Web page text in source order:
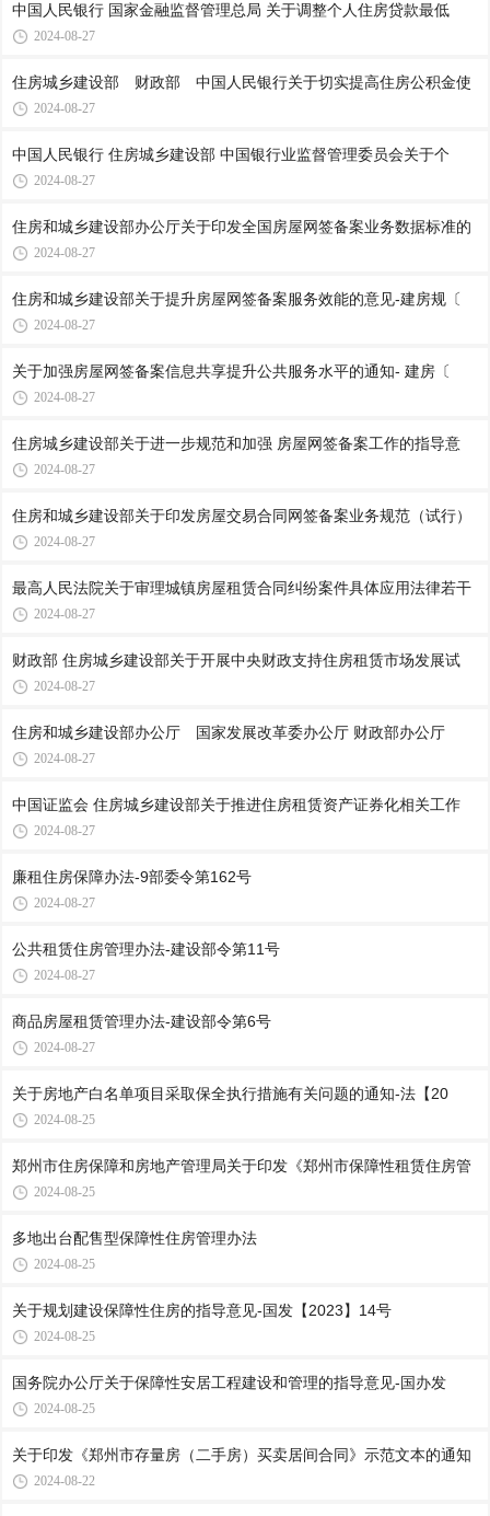
中国人民银行 国家金融监督管理总局 关于调整个人住房贷款最低
2024-08-27
住房城乡建设部 财政部 中国人民银行关于切实提高住房公积金使
2024-08-27
中国人民银行 住房城乡建设部 中国银行业监督管理委员会关于个
2024-08-27
住房和城乡建设部办公厅关于印发全国房屋网签备案业务数据标准的
2024-08-27
住房和城乡建设部关于提升房屋网签备案服务效能的意见-建房规〔
2024-08-27
关于加强房屋网签备案信息共享提升公共服务水平的通知- 建房〔
2024-08-27
住房城乡建设部关于进一步规范和加强 房屋网签备案工作的指导意
2024-08-27
住房和城乡建设部关于印发房屋交易合同网签备案业务规范（试行）
2024-08-27
最高人民法院关于审理城镇房屋租赁合同纠纷案件具体应用法律若干
2024-08-27
财政部 住房城乡建设部关于开展中央财政支持住房租赁市场发展试
2024-08-27
住房和城乡建设部办公厅 国家发展改革委办公厅 财政部办公厅
2024-08-27
中国证监会 住房城乡建设部关于推进住房租赁资产证券化相关工作
2024-08-27
廉租住房保障办法-9部委令第162号
2024-08-27
公共租赁住房管理办法-建设部令第11号
2024-08-27
商品房屋租赁管理办法-建设部令第6号
2024-08-27
关于房地产白名单项目采取保全执行措施有关问题的通知-法【20
2024-08-25
郑州市住房保障和房地产管理局关于印发《郑州市保障性租赁住房管
2024-08-25
多地出台配售型保障性住房管理办法
2024-08-25
关于规划建设保障性住房的指导意见-国发【2023】14号
2024-08-25
国务院办公厅关于保障性安居工程建设和管理的指导意见-国办发
2024-08-25
关于印发《郑州市存量房（二手房）买卖居间合同》示范文本的通知
2024-08-22